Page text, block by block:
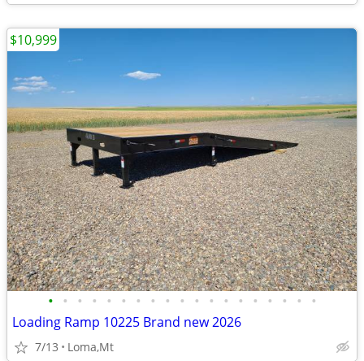
• • • • • • • • • • • • • • • • • • •
Loading Ramp 10225 Brand new 2026
7/13 Loma,Mt
$10,999